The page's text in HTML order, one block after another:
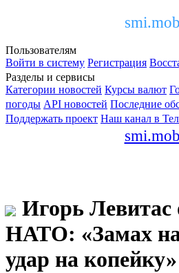
Пользователям
Войти в систему Регистрация
Разделы и сервисы
Категории новостей Курсы валют
погоды API новостей Последние
Поддержать проект Наш канал в
Игорь Левитас
НАТО: «Замах
удар на копейку»